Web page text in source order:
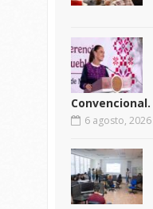
Convencional.
6 agosto, 2026